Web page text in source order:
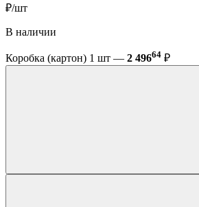
₽/шт
В наличии
Коробка (картон) 1 шт — 2 49664 ₽